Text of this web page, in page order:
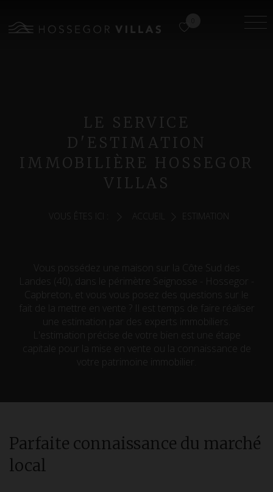
LE SERVICE
D'ESTIMATION
IMMOBILIÈRE HOSSEGOR
VILLAS
VOUS ÊTES ICI : ESTIMATION
Vous possédez une maison sur la Côte Sud des
Landes (40), dans le périmètre Seignosse - Hossegor -
Capbreton, et vous vous posez des questions sur le
fait de la mettre en vente ? Il est temps de faire réaliser
une estimation par des experts immobiliers.
L'estimation précise de votre bien est une étape
capitale pour la mise en vente ou la connaissance de
votre patrimoine immobilier.
Parfaite connaissance du marché
local